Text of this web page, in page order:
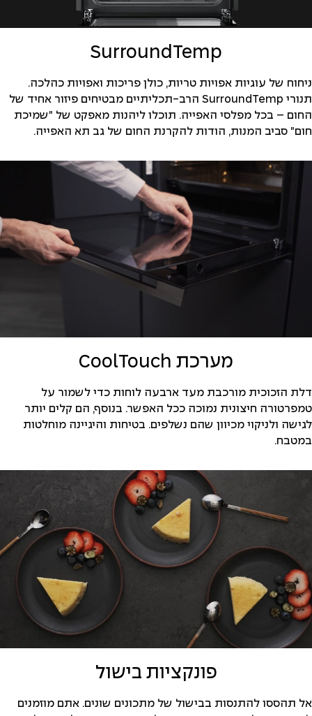
SurroundTemp
ניחוח של עוגיות אפויות טריות, כולן פריכות ואפויות כהלכה.
תנורי SurroundTemp הרב-תכליתיים מבטיחים פיזור אחיד של
החום – בכל מפלסי האפייה. תוכלו ליהנות מאפקט של "שמיכת
חום" סביב המנות, הודות להקרנת החום של גב תא האפייה.
מערכת CoolTouch
דלת הזכוכית מורכבת מעד ארבעה לוחות כדי לשמור על
טמפרטורה חיצונית נמוכה ככל האפשר. בנוסף, הם קלים יותר
לגישה ולניקוי מכיוון שהם נשלפים. בטיחות והיגיינה מוחלטות
במטבח.
פונקציות בישול
אל תהססו להתנסות בבישול של מתכונים שונים. אתם מוזמנים